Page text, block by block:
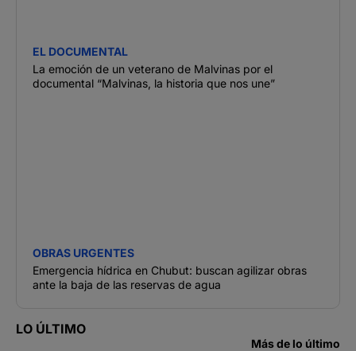
EL DOCUMENTAL
La emoción de un veterano de Malvinas por el
documental “Malvinas, la historia que nos une”
OBRAS URGENTES
Emergencia hídrica en Chubut: buscan agilizar obras
ante la baja de las reservas de agua
LO ÚLTIMO
Más de lo último